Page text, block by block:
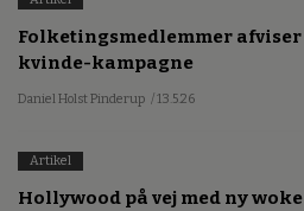
Folketingsmedlemmer afviser
kvinde-kampagne
Daniel Holst Pinderup / 13.5.26
Artikel
Hollywood på vej med ny woke